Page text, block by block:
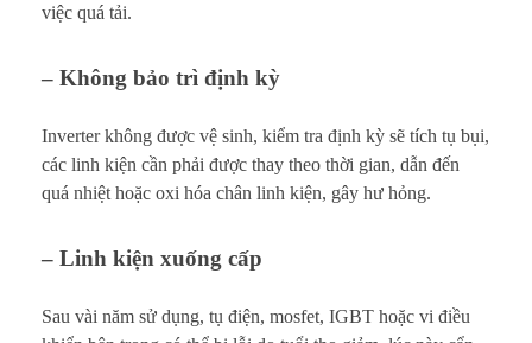
việc quá tải.
– Không bảo trì định kỳ
Inverter không được vệ sinh, kiểm tra định kỳ sẽ tích tụ bụi,
các linh kiện cần phải được thay theo thời gian, dẫn đến
quá nhiệt hoặc oxi hóa chân linh kiện, gây hư hỏng.
– Linh kiện xuống cấp
Sau vài năm sử dụng, tụ điện, mosfet, IGBT hoặc vi điều